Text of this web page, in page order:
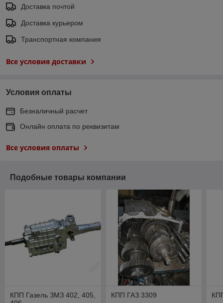
Доставка почтой
Доставка курьером
Транспортная компания
Все условия доставки
Условия оплаты
Безналичный расчет
Онлайн оплата по реквизитам
Все условия оплаты
Подобные товары компании
КПП Газель ЗМЗ 402, 405,
КПП ГАЗ 3309